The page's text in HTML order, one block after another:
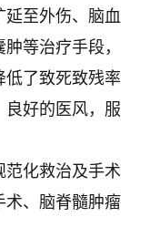
延至外伤、脑血
等治疗手段，
低了致死致残率
良好的医风，服
范化救治及手术
术、脑脊髓肿瘤